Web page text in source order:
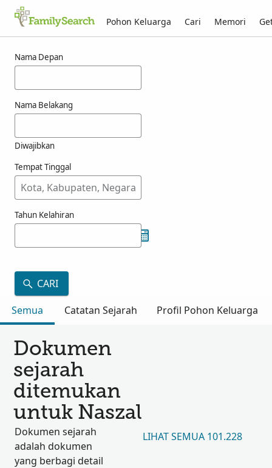
Pohon Keluarga Cari Memori
Nama Depan
Nama Belakang
Diwajibkan
Tempat Tinggal
Tahun Kelahiran
CARI
Semua
Catatan Sejarah Profil Pohon Keluarga
Dokumen
sejarah
ditemukan
untuk Naszal
Dokumen sejarah
adalah dokumen
yang berbagi detail
LIHAT SEMUA 101.228